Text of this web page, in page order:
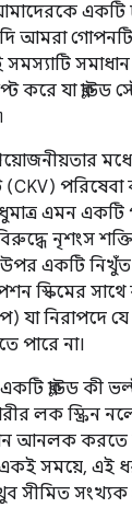
আমরা
যা ক্লাউড
পরিষেবা
এমন
নৃশংস
উপর একটি
স্কিমের
যা নিরাপদে
পারে না।
ক্লাউড
লক স্ক্রিন
আনলক করতে
একই সময়ে,
সংখ্যক